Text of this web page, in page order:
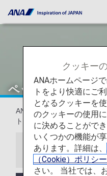
ペットをお連れの
ANAでは家族の一員である
トいたします。
お知らせ
クッキー
ANAホームページ
トをより快適にご
となるクッキーを
のクッキーの使用
に決めることがで
いくつかの機能が
あります。詳細は、
（Cookie）ポリシ
さい。 当社では、